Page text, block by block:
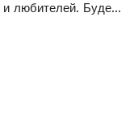
и любителей. Будет
парой советов
этом деле.